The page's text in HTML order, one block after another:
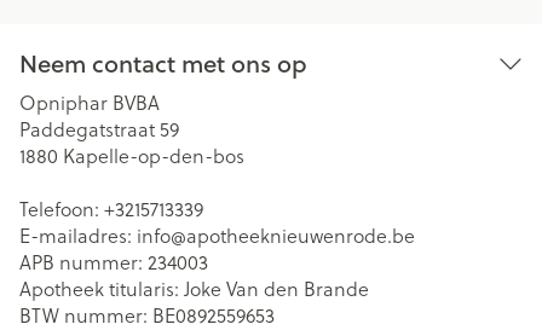
Neem contact met ons op
Opniphar BVBA
Paddegatstraat 59
1880 Kapelle-op-den-bos
Telefoon: +3215713339
E-mailadres: info@apotheeknieuwenrode.be
APB nummer: 234003
Apotheek titularis: Joke Van den Brande
BTW nummer: BE0892559653